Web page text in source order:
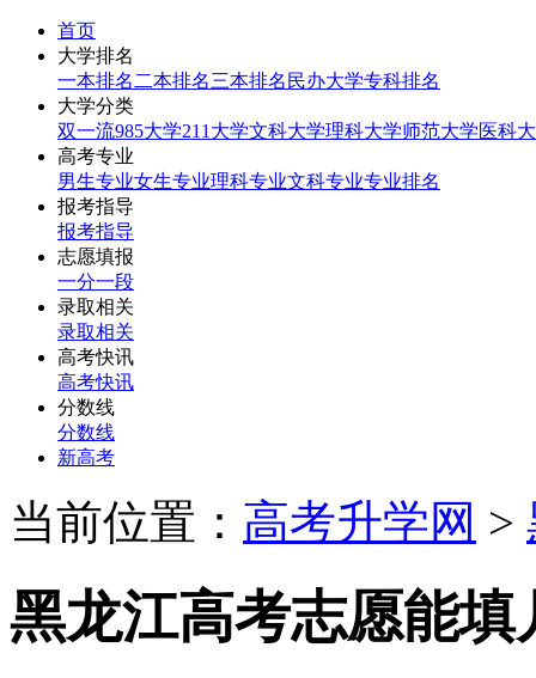
首页
大学排名
一本排名 二本排名三本排名 民办大学专科排名
大学分类
双一流985大学211大学文科大学理科大学师范大学医科
高考专业
男生专业女生专业理科专业文科专业专业排名
报考指导
报考指导
志愿填报
一分一段
录取相关
录取相关
高考快讯
高考快讯
分数线
分数线
新高考
当前位置： 高考升学网 >
黑龙江高考志愿能填